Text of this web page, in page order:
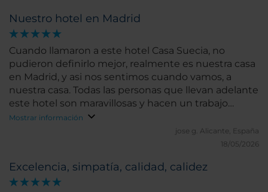
Nuestro hotel en Madrid
Cuando llamaron a este hotel Casa Suecia, no
pudieron definirlo mejor, realmente es nuestra casa
en Madrid, y asi nos sentimos cuando vamos, a
nuestra casa. Todas las personas que llevan adelante
este hotel son maravillosas y hacen un trabajo
brutal, empezando por Ruben, el jefe como lo llama
mi hijo Pepe, siguiendo con Rocio, Alberto, Patricia,
Pablo, Dani (hay dos) y tantos otros que nos hacen
todos.
Mostrar información
jose g. Alicante, España
18/05/2026
Excelencia, simpatía, calidad, calidez